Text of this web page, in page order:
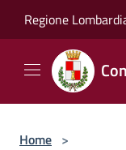
Regione
Home >